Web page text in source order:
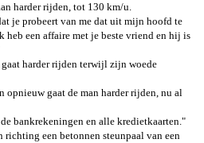
harder rijden, tot 130 km/u.
je probeert van me dat uit mijn hoofd te
heb een affaire met je beste vriend en hij is
harder rijden terwijl zijn woede
opnieuw gaat de man harder rijden, nu al
bankrekeningen en alle kredietkaarten."
een betonnen steunpaal van een